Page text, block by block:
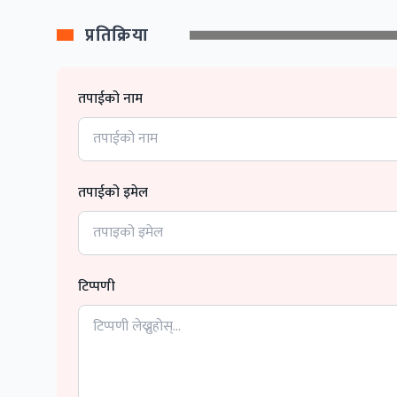
प्रतिक्रिया
तपाईको नाम
तपाईको इमेल
टिप्पणी